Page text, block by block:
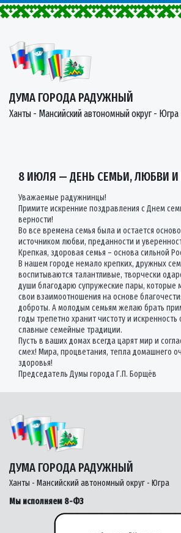
ДУМА ГОРОДА РАДУЖНЫЙ
Ханты - Мансийский автономный округ - Югра
8 ИЮЛЯ — ДЕНЬ СЕМЬИ, ЛЮБВИ И
Уважаемые радужнинцы!
Примите искренние поздравления с Днем
верности!
Во все времена семья была и остается
источником любви, преданности и
Крепкая, здоровая семья – основа сильной
В нашем городе немало крепких, дружных
воспитываются талантливые, творчески
души благодарю супружеские пары, которые
свои взаимоотношения на основе
доброты. А молодым семьям желаю брать
годы трепетно хранит чистоту и искренность
славные семейные традиции.
Пусть в ваших домах всегда царят мир и
смех! Мира, процветания, тепла домашнего
здоровья!
Председатель Думы города Г.П. Борщёв
ДУМА ГОРОДА РАДУЖНЫЙ
Ханты - Мансийский автономный округ - Югра
Мы исполняем 8-ФЗ